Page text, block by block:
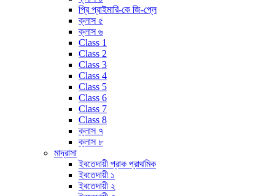
প্রি প্রাইমারি-কে জি-প্লে
ক্লাস ৫
ক্লাস ৬
Class 1
Class 2
Class 3
Class 4
Class 5
Class 6
Class 7
Class 8
ক্লাস ৭
ক্লাস ৮
মাদ্রাসা
ইবতেদায়ী প্রাক প্রাথমিক
ইবতেদায়ী ১
ইবতেদায়ী ২